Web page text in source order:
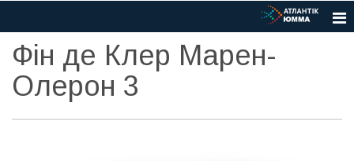
Фін де Клер Марен-
Олерон 3